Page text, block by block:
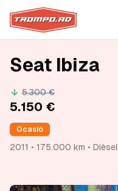
Seat Ibiza
5.300 €
5.150 €
Ocasió
2011 • 175.000 km • Dièsel